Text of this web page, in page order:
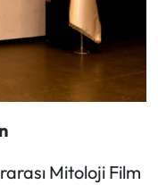
Mitoloji Film